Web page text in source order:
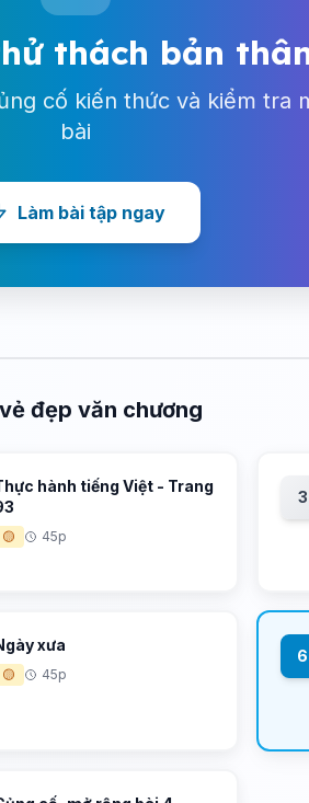
thách bản
cố kiến thức và kiểm tra
bài
Làm bài tập ngay
đẹp văn chương
hành tiếng Việt - Trang
🟡 45p
3
xưa
🟡 45p
6